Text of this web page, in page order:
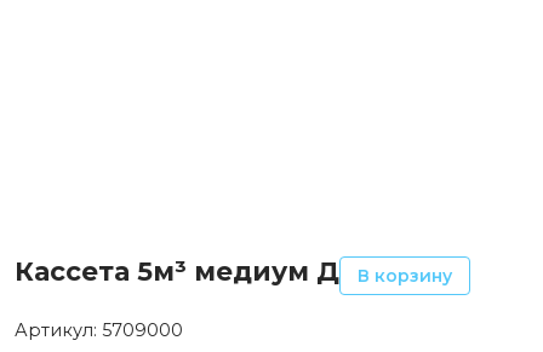
Кассета 5м³ медиум Д В корзину
Артикул: 5709000